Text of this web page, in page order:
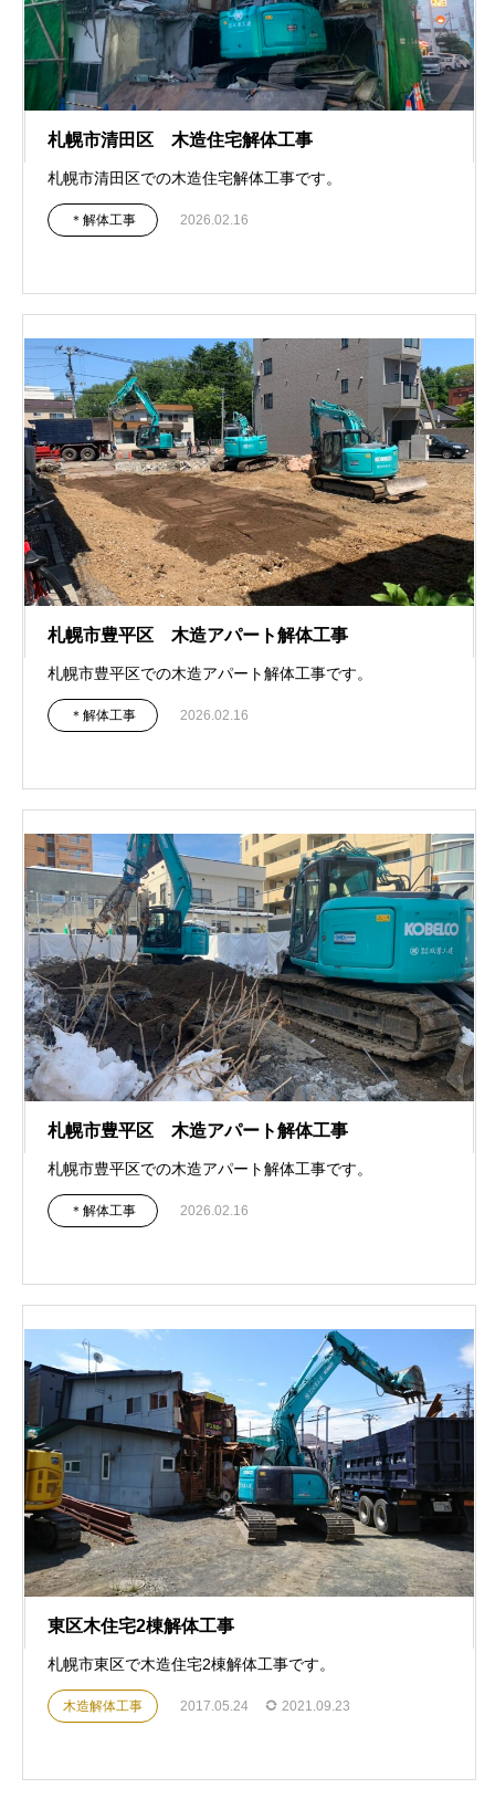
札幌市清田区 木造住宅解体工事
札幌市清田区での木造住宅解体工事です。
＊解体工事 2026.02.16
札幌市豊平区 木造アパート解体工事
札幌市豊平区での木造アパート解体工事です。
＊解体工事 2026.02.16
札幌市豊平区 木造アパート解体工事
札幌市豊平区での木造アパート解体工事です。
＊解体工事 2026.02.16
東区木住宅2棟解体工事
札幌市東区で木造住宅2棟解体工事です。
木造解体工事 2017.05.24 2021.09.23